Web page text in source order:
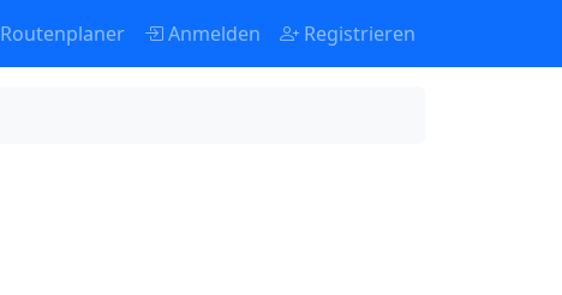
Routenplaner Anmelden Registrieren